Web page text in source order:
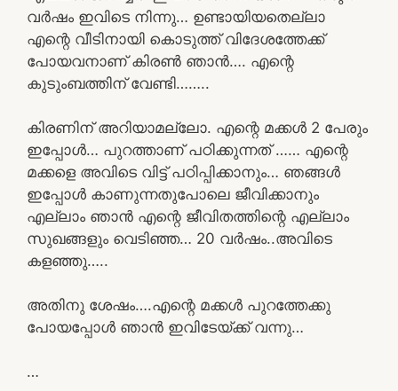
വർഷം ഇവിടെ നിന്നു… ഉണ്ടായിയതെല്ലാ
എന്റെ വീടിനായി കൊടുത്ത് വിദേശത്തേക്ക്
പോയവനാണ് കിരൺ ഞാൻ…. എന്റെ
കുടുംബത്തിന് വേണ്ടി……..
കിരണിന് അറിയാമല്ലോ. എന്റെ മക്കൾ 2 പേരും
ഇപ്പോൾ… പുറത്താണ് പഠിക്കുന്നത് …… എന്റെ
മക്കളെ അവിടെ വിട്ട് പഠിപ്പിക്കാനും… ഞങ്ങൾ
ഇപ്പോൾ കാണുന്നതുപോലെ ജീവിക്കാനും
എല്ലാം ഞാൻ എന്റെ ജീവിതത്തിന്റെ എല്ലാം
സുഖങ്ങളും വെടിഞ്ഞ… 20 വർഷം..അവിടെ
കളഞ്ഞു…..
അതിനു ശേഷം….എന്റെ മക്കൾ പുറത്തേക്കു
പോയപ്പോൾ ഞാൻ ഇവിടേയ്ക്ക് വന്നു…
…